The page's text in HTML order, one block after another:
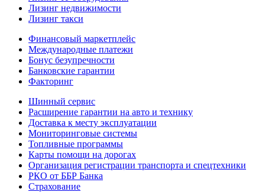
Лизинг недвижимости
Лизинг такси
Финансовый маркетплейс
Международные платежи
Бонус безупречности
Банковские гарантии
Факторинг
Шинный сервис
Расширение гарантии на авто и технику
Доставка к месту эксплуатации
Мониторинговые системы
Топливные программы
Карты помощи на дорогах
Организация регистрации транспорта и спецтехники
РКО от ББР Банка
Страхование